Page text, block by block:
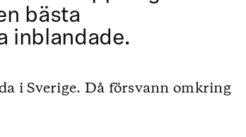
bästa
inblandade.
i Sverige. Då försvann omkring